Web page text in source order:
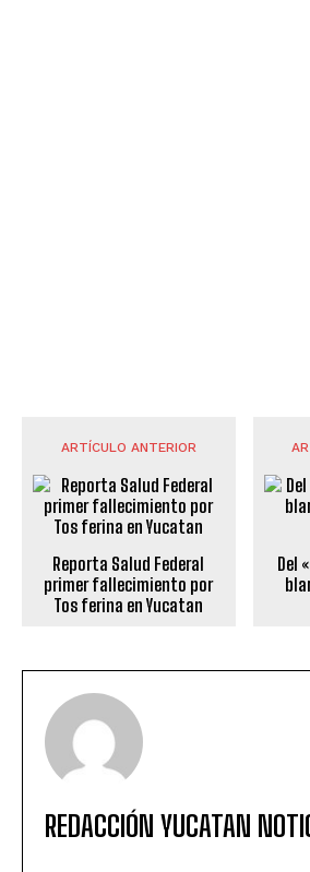
ARTÍCULO ANTERIOR
Reporta Salud Federal
primer fallecimiento por
Tos ferina en Yucatan
Del
REDACCIÓN YUCATAN